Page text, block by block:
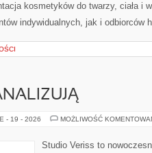
kosmetyków do twarzy, ciała i
indywidualnych, jak i
- 19 - 2026 MOŻLIWOŚĆ
Studio Veriss to